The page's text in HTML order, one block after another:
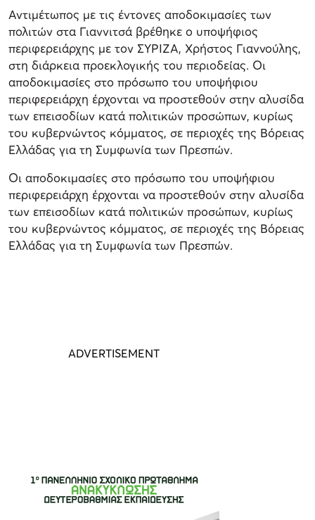
Αντιμέτωπος με τις έντονες αποδοκιμασίες των
πολιτών στα Γιαννιτσά βρέθηκε ο υποψήφιος
περιφερειάρχης με τον ΣΥΡΙΖΑ, Χρήστος Γιαννούλης,
στη διάρκεια προεκλογικής του περιοδείας. Οι
αποδοκιμασίες στο πρόσωπο του υποψήφιου
περιφερειάρχη έρχονται να προστεθούν στην αλυσίδα
των επεισοδίων κατά πολιτικών προσώπων, κυρίως
του κυβερνώντος κόμματος, σε περιοχές της Βόρειας
Ελλάδας για τη Συμφωνία των Πρεσπών.
Οι αποδοκιμασίες στο πρόσωπο του υποψήφιου
περιφερειάρχη έρχονται να προστεθούν στην αλυσίδα
των επεισοδίων κατά πολιτικών προσώπων, κυρίως
του κυβερνώντος κόμματος, σε περιοχές της Βόρειας
Ελλάδας για τη Συμφωνία των Πρεσπών.